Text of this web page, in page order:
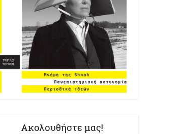
Ακολουθήστε μας!